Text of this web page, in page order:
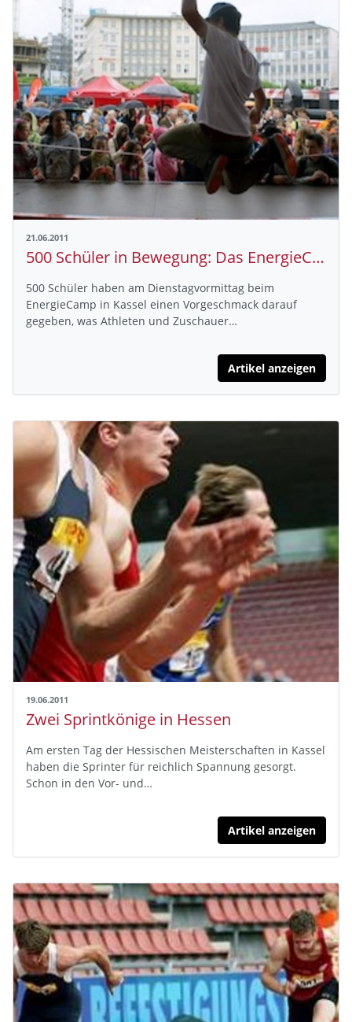
21.06.2011
500 Schüler in Bewegung: Das EnergieCamp in Kassel
500 Schüler haben am Dienstagvormittag beim
EnergieCamp in Kassel einen Vorgeschmack darauf
gegeben, was Athleten und Zuschauer…
Artikel anzeigen
19.06.2011
Zwei Sprintkönige in Hessen
Am ersten Tag der Hessischen Meisterschaften in Kassel
haben die Sprinter für reichlich Spannung gesorgt.
Schon in den Vor- und…
Artikel anzeigen